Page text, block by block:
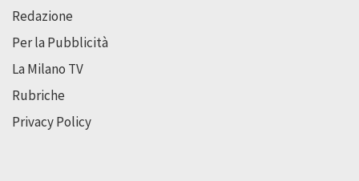
Redazione
Per la Pubblicità
La Milano TV
Rubriche
Privacy Policy